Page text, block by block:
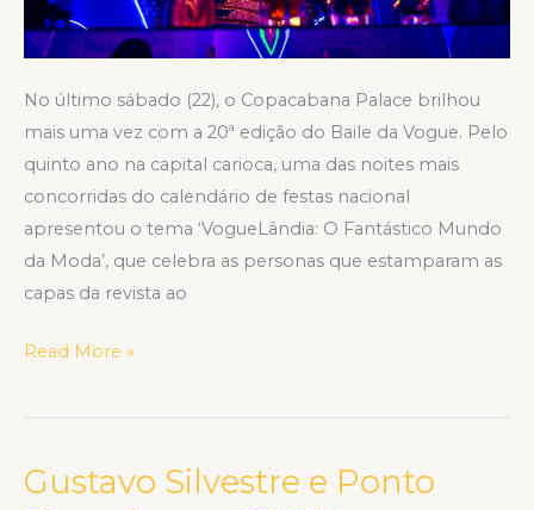
No último sábado (22), o Copacabana Palace brilhou
mais uma vez com a 20⁠ª edição do Baile da Vogue. Pelo
quinto ano na capital carioca, uma das noites mais
concorridas do calendário de festas nacional
apresentou o tema ‘VogueLândia: O Fantástico Mundo
da Moda’, que celebra as personas que estamparam as
capas da revista ao
do
e
muitos
outros
famosos
Read More »
Gustavo Silvestre e Ponto
Gustavo